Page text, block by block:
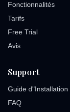
Fonctionnalités
Tarifs
Free Trial
Avis
Support
Guide d"Installation
FAQ